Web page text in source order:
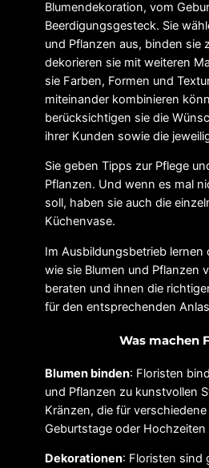
Blumendekoration, vom
Beerdigungsgesteck. Sie
und Pflanzen aus, binden sie
dekorieren sie mit weiteren
sie Farben, Formen und
miteinander kombinieren
berücksichtigen sie die
ihrer Kunden sowie die
Sie geben Tipps zur Pflege
Pflanzen. Und wenn es mal
soll, haben sie auch die
Küchenvase.
Im Ausbildungsbetrieb lernen
wie sie Blumen und Pflanzen
beraten und ihnen die
für den entsprechenden
Was machen
Blumen binden: Floristen
und Pflanzen zu kunstvollen
Kränzen, die für
Geburtstage oder
Dekorationen: Floristen sind